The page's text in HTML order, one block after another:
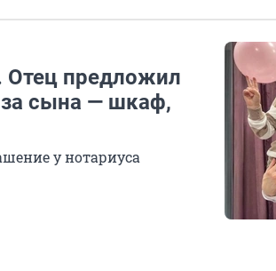
Отец предложил
за сына — шкаф,
у нотариуса